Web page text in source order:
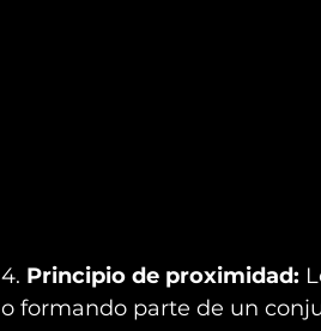
4. Principio de proximidad:
o formando parte de un